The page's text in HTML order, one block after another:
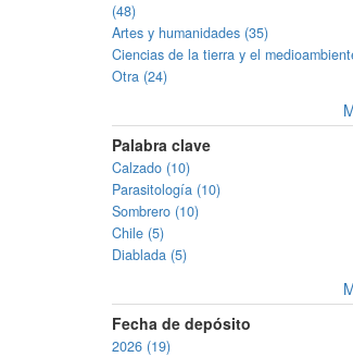
(48)
Artes y humanidades (35)
Ciencias de la tierra y el
Otra (24)
Palabra clave
Calzado (10)
Parasitología (10)
Sombrero (10)
Chile (5)
Diablada (5)
Fecha de depósito
2026 (19)